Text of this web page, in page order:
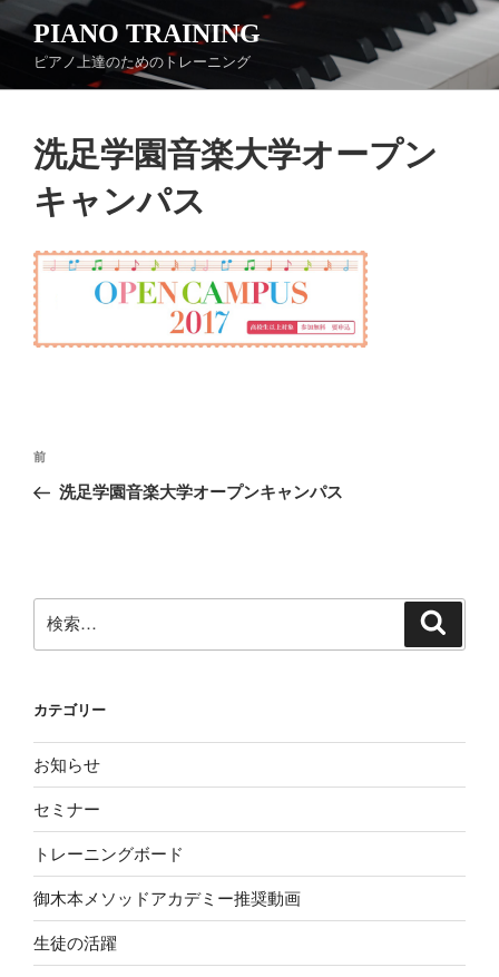
ン
ン
PIANO TRAINING
ピアノ上達のためのトレーニング
洗足学園音楽大学オープン
キャンパス
投
ナ
ー
シ
前
の
前
洗足学園音楽大学オープンキャンパス
索:
カテゴリー
お知らせ
セミナー
トレーニングボード
御木本メソッドアカデミー推奨動画
生徒の活躍